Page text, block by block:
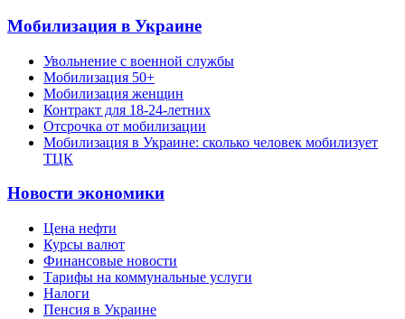
Мобилизация в Украине
Увольнение с военной службы
Мобилизация 50+
Мобилизация женщин
Контракт для 18-24-летних
Отсрочка от мобилизации
Мобилизация в Украине: сколько человек мобилизует
ТЦК
Новости экономики
Цена нефти
Курсы валют
Финансовые новости
Тарифы на коммунальные услуги
Налоги
Пенсия в Украине